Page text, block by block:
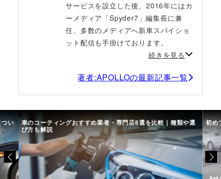
サービスを設立した後、2016年にはカ
ーメディア「Spyder7」編集長に兼
任、多数のメディアへ新車スパイショ
ット配信も手掛けております。
続きを見る
著者:APOLLOの最新記事一覧
い 車のコーティングおすすめ業者・専門店8選を比較｜種類や選
び方も解説
初め